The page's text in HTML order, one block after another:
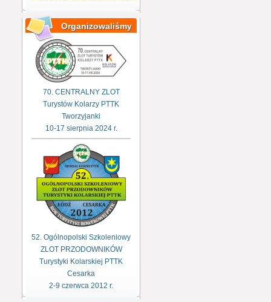
Organizowaliśmy
70. CENTRALNY ZLOT
Turystów Kolarzy PTTK
Tworzyjanki
10-17 sierpnia 2024 r.
52. Ogólnopolski Szkoleniowy
ZLOT PRZODOWNIKÓW
Turystyki Kolarskiej PTTK
Cesarka
2-9 czerwca 2012 r.